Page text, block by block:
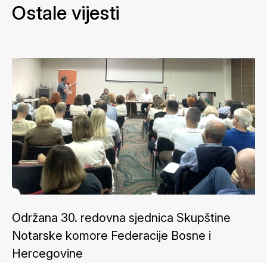
Ostale vijesti
Održana 30. redovna sjednica Skupštine
Notarske komore Federacije Bosne i
Hercegovine